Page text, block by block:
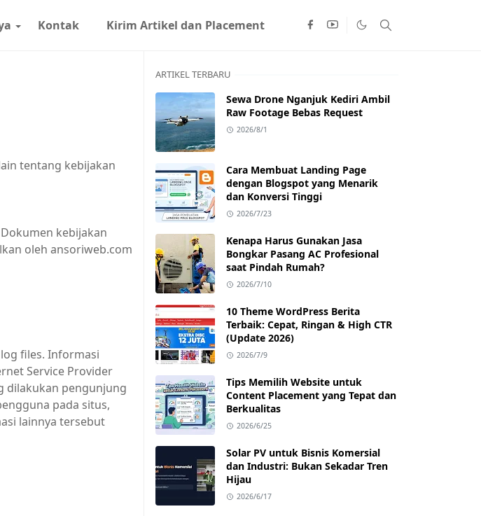
Kontak Kirim Artikel dan Placement
tentang kebijakan
kebijakan
oleh ansoriweb.com
files. Informasi
Service Provider
dilakukan pengunjung
pada situs,
lainnya tersebut
ARTIKEL TERBARU
Sewa Drone Nganjuk Kediri Ambil
Raw Footage Bebas Request
2026/8/1
Cara Membuat Landing Page
dengan Blogspot yang Menarik
dan Konversi Tinggi
2026/7/23
Kenapa Harus Gunakan Jasa
Bongkar Pasang AC Profesional
saat Pindah Rumah?
2026/7/10
10 Theme WordPress Berita
Terbaik: Cepat, Ringan & High CTR
(Update 2026)
2026/7/9
Tips Memilih Website untuk
Content Placement yang Tepat dan
Berkualitas
2026/6/25
Solar PV untuk Bisnis Komersial
dan Industri: Bukan Sekadar Tren
Hijau
2026/6/17